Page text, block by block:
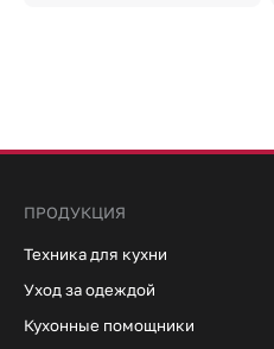
ПРОДУКЦИЯ
Техника для кухни
Уход за одеждой
Кухонные помощники